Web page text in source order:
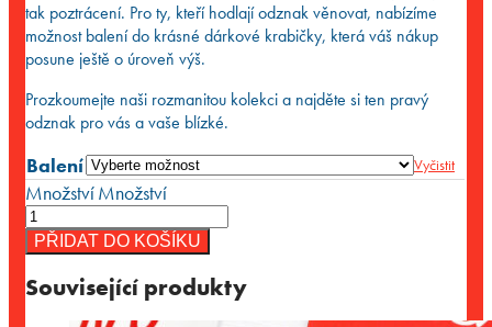
tak poztrácení. Pro ty, kteří hodlají odznak věnovat, nabízíme
možnost balení do krásné dárkové krabičky, která váš nákup
posune ještě o úroveň výš.
Prozkoumejte naši rozmanitou kolekci a najděte si ten pravý
odznak pro vás a vaše blízké.
Balení Vyčistit
MnožstvíMnožství
PŘIDAT DO KOŠÍKU
Související produkty